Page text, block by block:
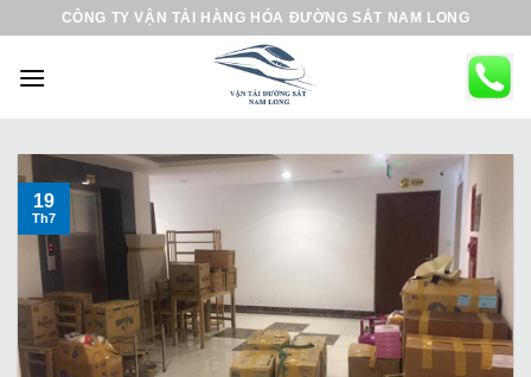
CÔNG TY VẬN TẢI HÀNG HÓA ĐƯỜNG SẮT NAM LONG
19
Th7